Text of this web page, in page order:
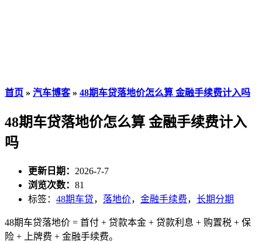
首页 » 汽车博客» 48期车贷落地价怎么算 金融手续费计入吗
48期车贷落地价怎么算 金融手续费计入
吗
更新日期： 2026-7-7
浏览次数： 81
标签： 48期车贷， 落地价， 金融手续费， 长期分期
48期车贷落地价 = 首付 + 贷款本金 + 贷款利息 + 购置税 + 保
险 + 上牌费 + 金融手续费。